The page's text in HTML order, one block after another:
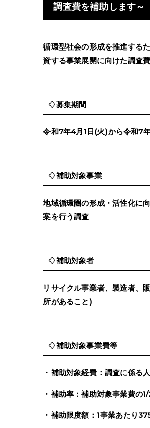
調査費を補助します～
循環型社会の形成を推進する
資する事業展開に向けた調査
♢募集期間
令和7年4月1日(火)から令和7
♢補助対象事業
地域循環圏の形成・活性化に
案を行う調査
♢補助対象者
リサイクル事業者、製造者、
所があること)
♢補助対象事業費等
・補助対象経費：調査に係る
・補助率：補助対象事業費の
・補助限度額：1事業あたり